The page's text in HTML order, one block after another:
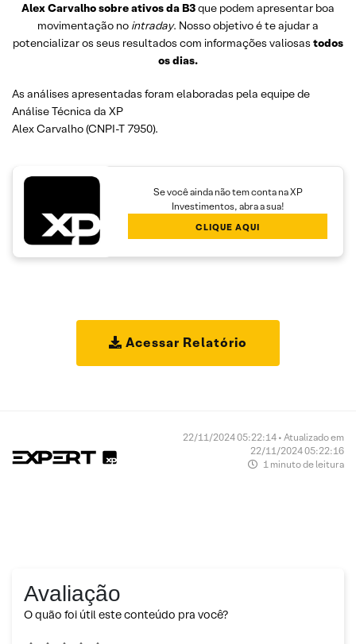
Alex Carvalho sobre ativos da B3que podem apresentar boa
movimentação no intraday. Nosso objetivo é te ajudar a
potencializar os seus resultados com informações valiosas todos
os dias.
As análises apresentadas foram elaboradas pela equipe de
Análise Técnica da XP
Alex Carvalho (CNPI-T 7950).
Se você ainda não tem conta na XP
Investimentos, abra a sua!
CLIQUE AQUI
Acessar Relatório
22/11/2024 05:22:14 • Atualizado em
22/11/2024 05:22:16
1 minuto de leitura
Avaliação
O quão foi útil este conteúdo pra você?